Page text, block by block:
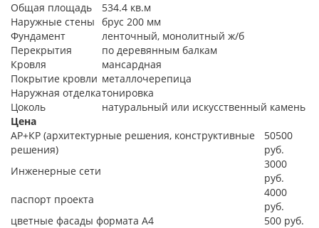
Общая площадь
534.4 кв.м
Наружные стены брус 200 мм
Фундамент
ленточный, монолитный ж/б
Перекрытия
по деревянным балкам
Кровля
мансардная
Покрытие кровли металлочерепица
Наружная отделкатонировка
Цоколь
натуральный или искусственный камень
Цена
АР+КР (архитектурные решения, конструктивные
решения)
50500
руб.
Инженерные сети
3000
руб.
паспорт проекта
4000
руб.
цветные фасады формата А4
500 руб.